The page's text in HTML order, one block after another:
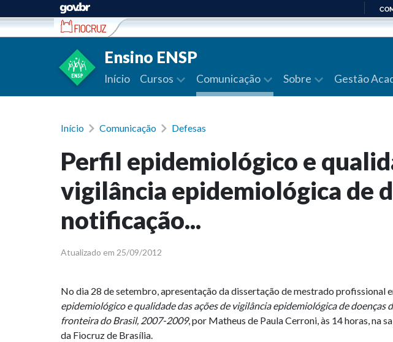
Ir para conteúdo
Ensino ENSP
Início Cursos Comunicação Sobre Gestão
Início Comunicação Defesas
Perfil epidemiológico e
vigilância epidemiológica de
notificação...
Atualizado em 25/09/2012
No dia 28 de setembro, apresentação da dissertação de mestrado profissional
epidemiológico e qualidade das ações de vigilância epidemiológica de doenças
fronteira do Brasil, 2007-2009, por Matheus de Paula Cerroni, às 14 horas, na
da Fiocruz de Brasília.